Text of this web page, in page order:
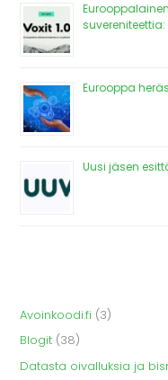
Eurooppa
Uusi jäsen
Avoinkoodi.fi (3)
Blogit (38)
Datasta oivalluksia ja